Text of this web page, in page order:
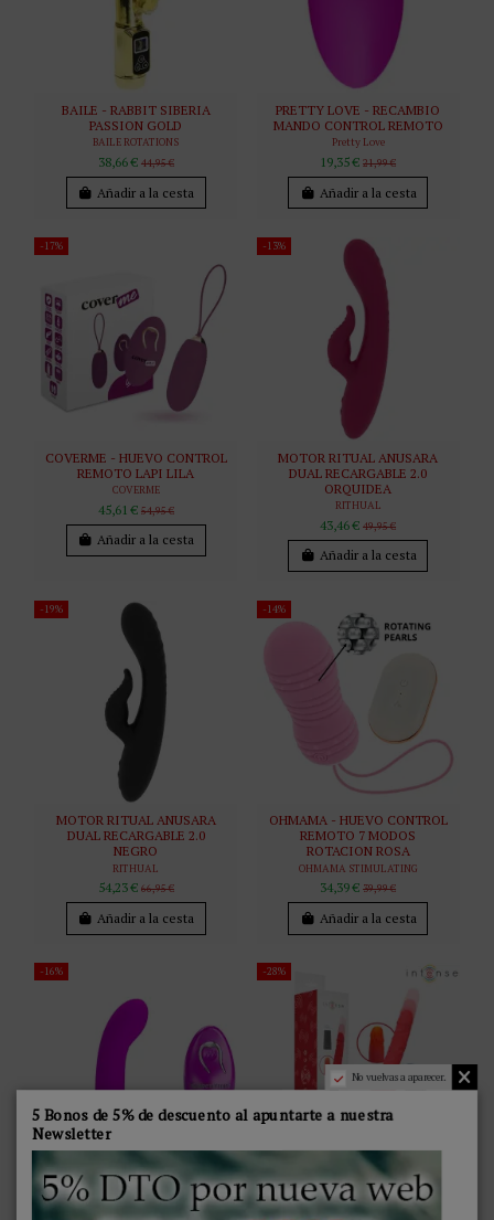
BAILE - RABBIT SIBERIA
PASSION GOLD
BAILE ROTATIONS
38,66 € 44,95 €
Añadir a la cesta
PRETTY LOVE - RECAMBIO
MANDO CONTROL REMOTO
Pretty Love
19,35 €21,99 €
Añadir a la cesta
-17%
COVERME - HUEVO CONTROL
REMOTO LAPI LILA
COVERME
45,61 € 54,95 €
Añadir a la cesta
-13%
MOTOR RITUAL ANUSARA
DUAL RECARGABLE 2.0
ORQUIDEA
RITHUAL
43,46 €49,95 €
Añadir a la cesta
-19%
MOTOR RITUAL ANUSARA
DUAL RECARGABLE 2.0
NEGRO
RITHUAL
54,23 € 66,95 €
Añadir a la cesta
-14%
OHMAMA - HUEVO CONTROL
REMOTO 7 MODOS
ROTACION ROSA
OHMAMA STIMULATING
34,39 €39,99 €
Añadir a la cesta
-16%
PRETTY LOVE - GERI
MASAJEADOR CLITORIS
CONTROL REMOTO ROSA
-28%
INTENSE - CYNTHIA
VIBRADOR THRUSTING
CONTROL REMOTO CON
No vuelvas a aparecer.
5 Bonos de 5% de descuento al apuntarte a nuestra
Newsletter